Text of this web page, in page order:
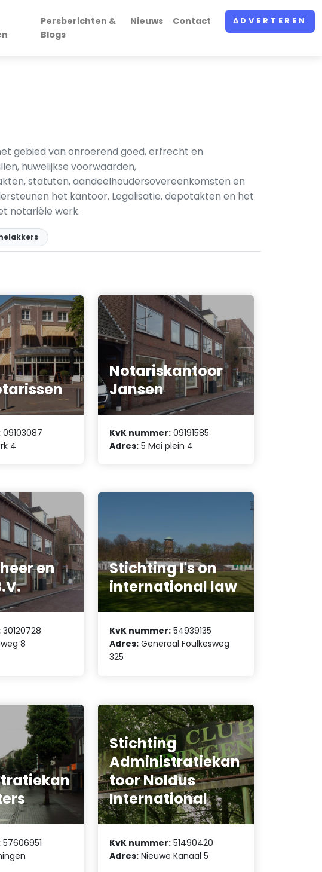
Persberichten &
Blogs
Nieuws Contact ADVERTEREN
gebied van onroerend goed, erfrecht en
huwelijkse voorwaarden,
statuten, aandeelhoudersovereenkomsten en
het kantoor. Legalisatie, depotakten en het
notariële werk.
09103087
4
Notariskantoor
Jansen
KvK nummer: 09191585
Adres: 5 Mei plein 4
en
30120728
8
Stichting I's on
international law
KvK nummer: 54939135
Adres: Generaal Foulkesweg
325
57606951
Stichting
Administratiekan
toor Noldus
International
KvK nummer: 51490420
Adres: Nieuwe Kanaal 5